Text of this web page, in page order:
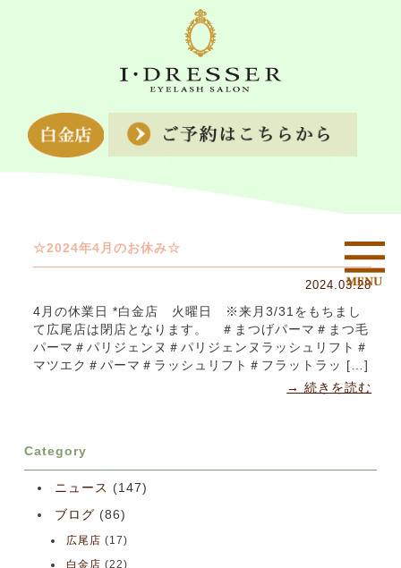
☆2024年4月のお休み☆
2024.03.28
4月の休業日 *白金店 火曜日 ※来月3/31をもちまし
て広尾店は閉店となります。 ＃まつげパーマ＃まつ毛
パーマ＃パリジェンヌ＃パリジェンヌラッシュリフト＃
マツエク＃パーマ＃ラッシュリフト＃フラットラッ […]
→ 続きを読む
Category
ニュース (147)
ブログ (86)
広尾店 (17)
白金店 (22)